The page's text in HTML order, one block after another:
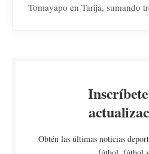
Tomayapo en Tarija, sumando
Obtén las últimas noticias